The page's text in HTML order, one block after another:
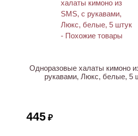
Одноразовые халаты кимоно
рукавами, Люкс, белые, 5
445 ₽